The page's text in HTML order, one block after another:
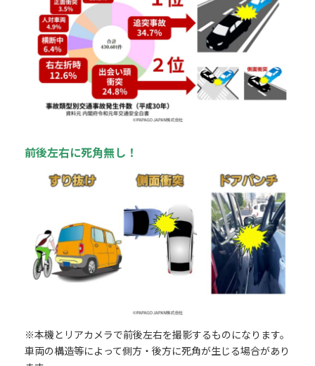
前後左右に死角無し！
※本機とリアカメラで前後左右を撮影するものになります。
車両の構造等によって側方・後方に死角が生じる場合があり